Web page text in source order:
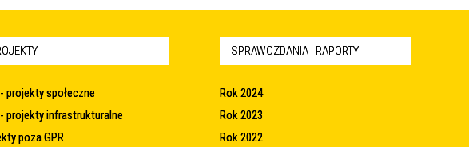
projekty społeczne
- projekty infrastrukturalne
poza GPR
SPRAWOZDANIA I RAPORTY
Rok 2024
Rok 2023
Rok 2022